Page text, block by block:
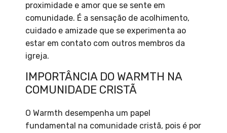
proximidade e amor que se sente em
comunidade. É a sensação de acolhimento,
cuidado e amizade que se experimenta ao
estar em contato com outros membros da
igreja.
IMPORTÂNCIA DO WARMTH NA
COMUNIDADE CRISTÃ
O Warmth desempenha um papel
fundamental na comunidade cristã, pois é por